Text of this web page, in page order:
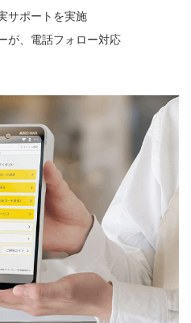
サポートを実施
が、電話フォロー対応